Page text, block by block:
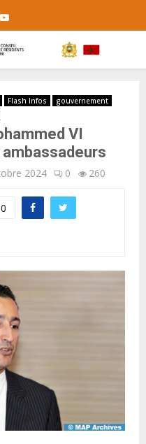
Youtube
Flash Infos
gouvernement
VI
2024 0 260
0